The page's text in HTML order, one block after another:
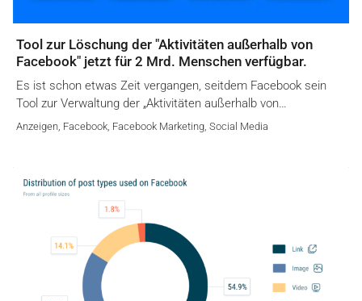
Tool zur Löschung der "Aktivitäten außerhalb von
Facebook" jetzt für 2 Mrd. Menschen verfügbar.
Es ist schon etwas Zeit vergangen, seitdem Facebook sein
Tool zur Verwaltung der „Aktivitäten außerhalb von…
Anzeigen, Facebook, Facebook Marketing, Social Media